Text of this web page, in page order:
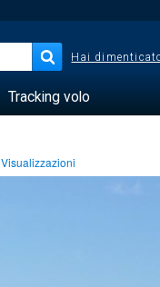
Hai
Tracking volo
Visualizzazioni